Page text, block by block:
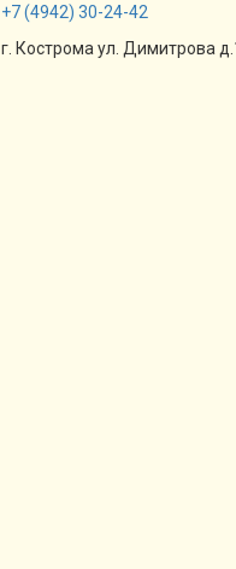
+7(4942) 30-24-42
г. Кострома ул. Димитрова